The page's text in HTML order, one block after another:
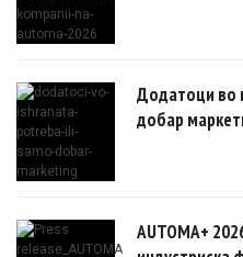
Додатоци во
добар
AUTOMA+